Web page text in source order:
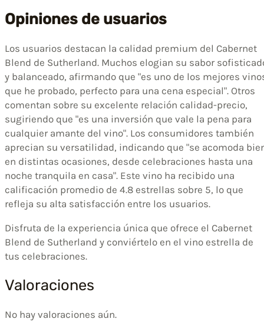
Opiniones de usuarios
Los usuarios destacan la calidad premium del Cabernet
Blend de Sutherland. Muchos elogian su sabor
y balanceado, afirmando que "es uno de los mejores
que he probado, perfecto para una cena especial". Otros
comentan sobre su excelente relación calidad-precio,
sugiriendo que "es una inversión que vale la pena para
cualquier amante del vino". Los consumidores también
aprecian su versatilidad, indicando que "se acomoda
en distintas ocasiones, desde celebraciones hasta una
noche tranquila en casa". Este vino ha recibido una
calificación promedio de 4.8 estrellas sobre 5, lo que
refleja su alta satisfacción entre los usuarios.
Disfruta de la experiencia única que ofrece el Cabernet
Blend de Sutherland y conviértelo en el vino estrella de
tus celebraciones.
Valoraciones
No hay valoraciones aún.